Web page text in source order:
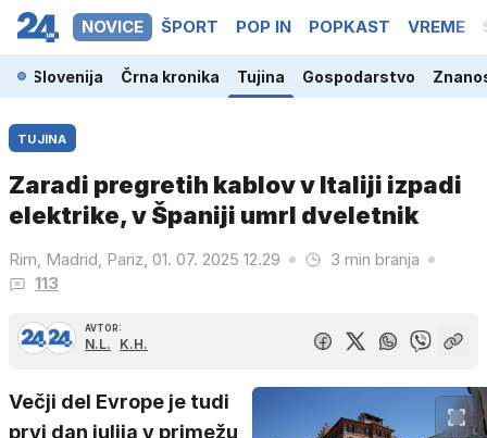
NOVICE ŠPORT POP IN POPKAST VREME
Slovenija Črna kronika Tujina Gospodarstvo
TUJINA
Zaradi pregretih kablov v Italiji izpadi
elektrike, v Španiji umrl dveletnik
Rim, Madrid, Pariz, 01. 07. 2025 12.29
3 min branja
113
AVTOR:
N.L. K.H.
Večji del Evrope je tudi
prvi dan julija v primežu